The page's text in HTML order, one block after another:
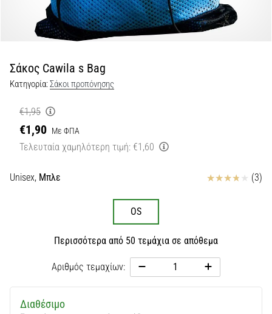
Εμφάνιση
όλων
άρθρων
Σάκος Cawila s Bag
Κατηγορία:Σάκοι προπόνησης
€1,95
€1,90 Με ΦΠΑ
Τελευταία χαμηλότερη τιμή: €1,60
Unisex, Μπλε Κριτικές (3)
OS
Περισσότερα από 50 τεμάχια σε απόθεμα
Αριθμός τεμαχίων:
Διαθέσιμο